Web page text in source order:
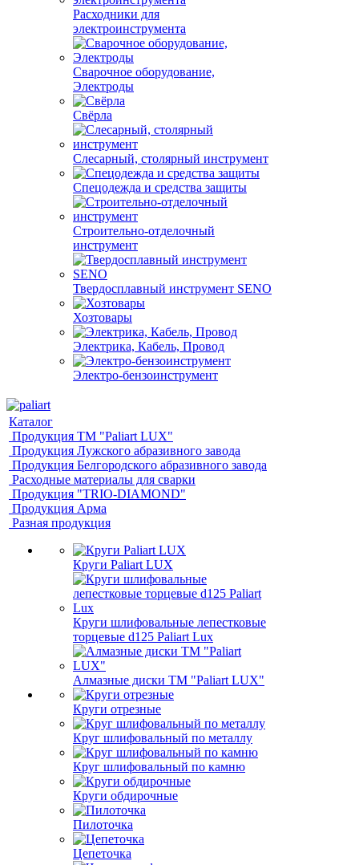
Расходники для
электроинструмента
Сварочное оборудование,
Электроды
Свёрла
Слесарный, столярный инструмент
Спецодежда и средства защиты
Строительно-отделочный
инструмент
Твердосплавный инструмент SENO
Хозтовары
Электрика, Кабель, Провод
Электро-бензоинструмент
Каталог
Продукция ТМ "Paliart LUX"
Продукция Лужского абразивного завода
Продукция Белгородского абразивного завода
Расходные материалы для сварки
Продукция "TRIO-DIAMOND"
Продукция Арма
Разная продукция
Круги Paliart LUX
Круги шлифовальные лепестковые
торцевые d125 Paliart Lux
Алмазные диски ТМ "Paliart LUX"
Круги отрезные
Круг шлифовальный по металлу
Круг шлифовальный по камню
Круги обдирочные
Пилоточка
Цепеточка